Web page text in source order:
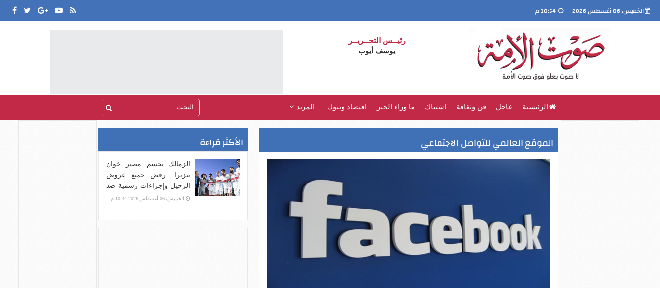
الخميس، 06 أغسطس 2026
رئيــس التحــريــر
يوسف أيوب
الرئيسية عاجل فن وثقافة اشتباك ما وراء الخبر اقتصاد وبنوك المزيد
الموقع العالمي للتواصل الاجتماعي الأكثر قراءة
الزمالك يحسم مصير خوان
بيزيرا.. رفض جميع عروض
الرحيل وإجراءات رسمية ضد
اللاعب
الخميس، 06 أغسطس 2026 10:34 م